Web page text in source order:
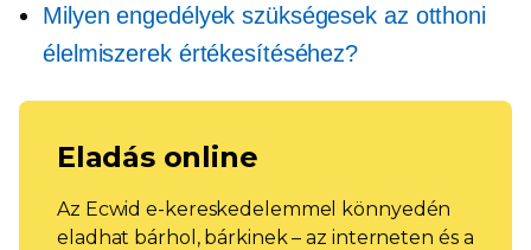
Milyen engedélyek szükségesek az otthoni
élelmiszerek értékesítéséhez?
Eladás online
Az Ecwid e-kereskedelemmel könnyedén
eladhat bárhol, bárkinek – az interneten és a